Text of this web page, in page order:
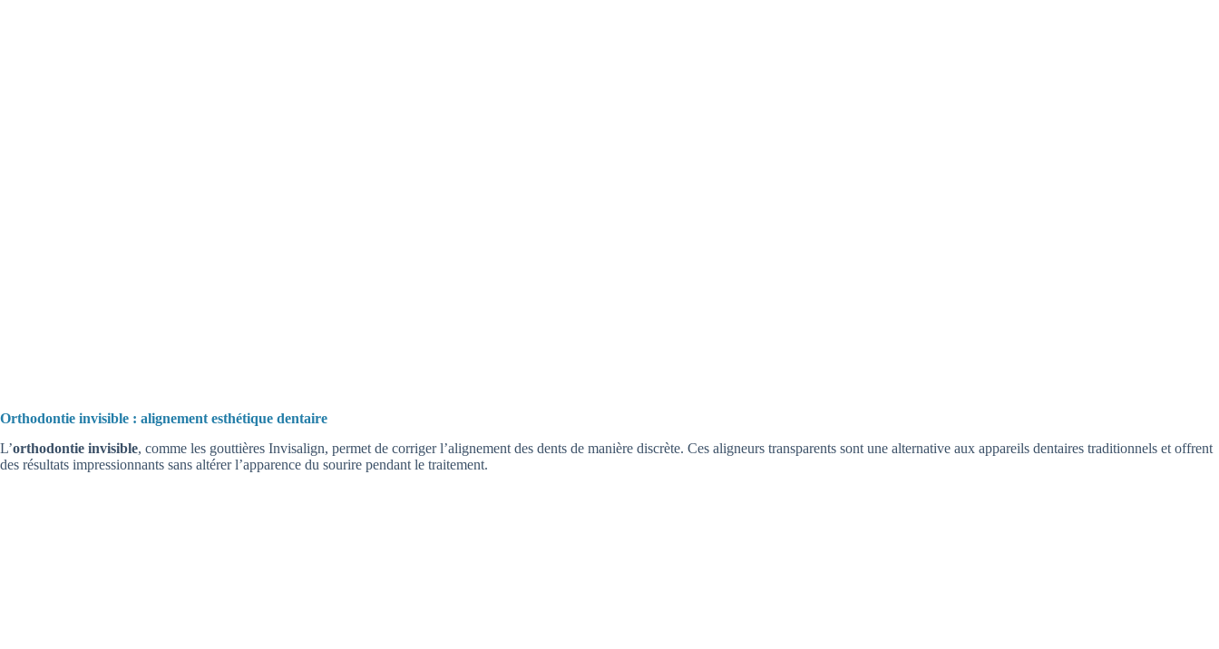
Orthodontie invisible : alignement esthétique dentaire
L’orthodontie invisible, comme les gouttières Invisalign, permet de corriger l’alignement des dents de manière discrète. Ces aligneurs transparents sont une alternative aux appareils dentaires traditionnels et offrent
des résultats impressionnants sans altérer l’apparence du sourire pendant le traitement.